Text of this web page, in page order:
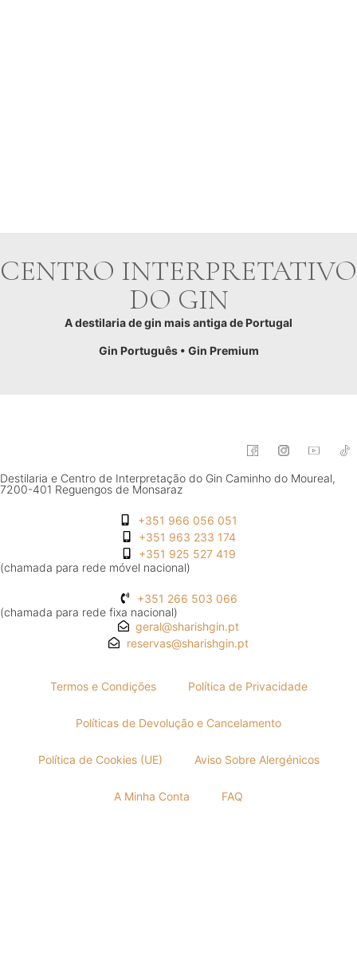
CENTRO INTERPRETATIVO
DO GIN
A destilaria de gin mais antiga de Portugal
Gin Português • Gin Premium
Destilaria e Centro de Interpretação do Gin Caminho do Moureal,
7200-401 Reguengos de Monsaraz
+351 966 056 051
+351 963 233 174
+351 925 527 419
(chamada para rede móvel nacional)
+351 266 503 066
(chamada para rede fixa nacional)
geral@sharishgin.pt
reservas@sharishgin.pt
Termos e Condições Política de Privacidade
Políticas de Devolução e Cancelamento
Política de Cookies (UE) Aviso Sobre Alergénicos
A Minha Conta FAQ